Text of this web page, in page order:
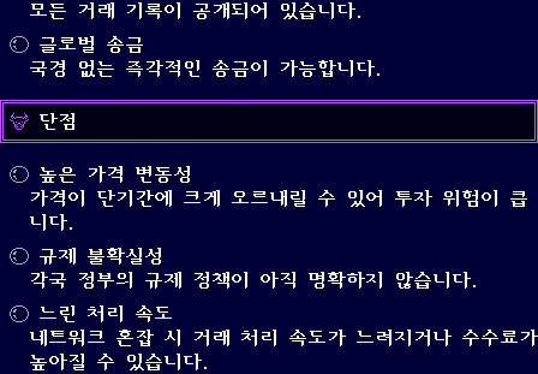
모든 거래 기록이 공개되어 있습니다.
글로벌 송금
국경 없는 즉각적인 송금이 가능합니다.
단점
높은 가격 변동성
가격이 단기간에 크게 오르내릴 수 있어 투자 위험이 큽
니다.
규제 불확실성
각국 정부의 규제 정책이 아직 명확하지 않습니다.
느린 처리 속도
네트워크 혼잡 시 거래 처리 속도가 느려지거나 수수료가
높아질 수 있습니다.